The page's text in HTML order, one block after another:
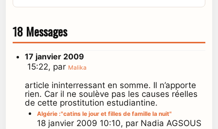
18 Messages
17 janvier 2009
15:22, par Malika
article ininterressant en somme. Il n’apporte
rien. Car il ne soulève pas les causes réelles
de cette prostitution estudiantine.
Algérie :"catins le jour et filles de famille la nuit"
18 janvier 2009 10:10, par Nadia AGSOUS